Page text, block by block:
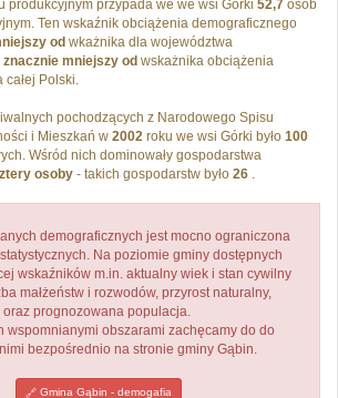
produkcyjnym przypada we we wsi Górki 52,7 osób
Ten wskaźnik obciążenia demograficznego
od wkażnika dla województwa
znacznie mniejszy od wskażnika obciążenia
Polski.
pochodzących z Narodowego Spisu
i Mieszkań w 2002 roku we wsi Górki było 100
Wśród nich dominowały gospodarstwa
osoby - takich gospodarstw było 26 .
demograficznych jest mocno ograniczona
Na poziomie gminy dostępnych
wskaźników m.in. aktualny wiek i stan cywilny
małżeństw i rozwodów, przyrost naturalny,
prognozowana populacja.
wspomnianymi obszarami zachęcamy do do
bezpośrednio na stronie gminy Gąbin.
Gmina Gąbin - demogafia